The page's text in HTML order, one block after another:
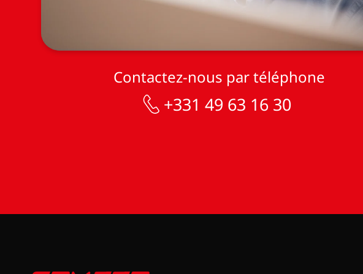
Contactez-nous par téléphone
+331 49 63 16 30